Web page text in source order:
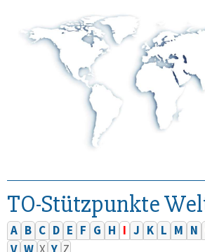
TO-Stützpunkte
A B C D E F G H I J K L M N